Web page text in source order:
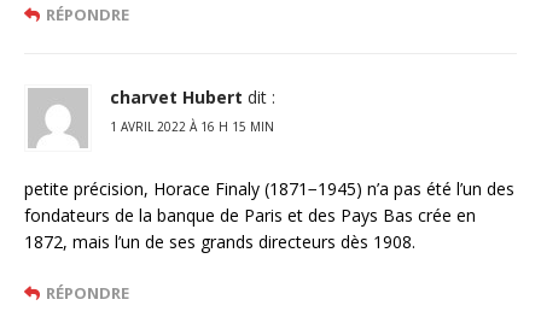
RÉPONDRE
charvet Hubert dit :
1 AVRIL 2022 À 16 H 15 MIN
petite précision, Horace Finaly (1871−1945) n’a pas été l’un des
fondateurs de la banque de Paris et des Pays Bas crée en
1872, mais l’un de ses grands directeurs dès 1908.
RÉPONDRE